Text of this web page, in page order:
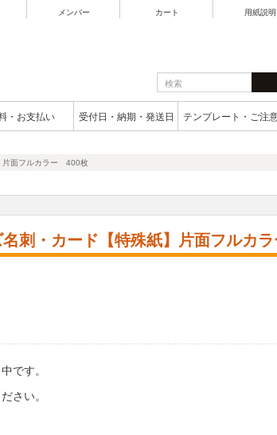
メンバー カート 用紙説明
・お支払い 受付日・納期・発送日 テンプレート・ご注
片面フルカラー 400枚
名刺・カード【特殊紙】片面フルカ
です。
さい。